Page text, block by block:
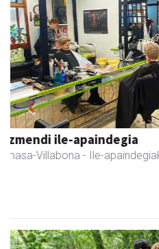
Sahatsa belar-denda eta
Amasa-Villabona - Belar-denda
Previous